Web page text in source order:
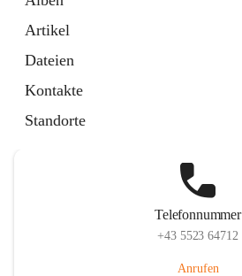
Artikel
Dateien
Kontakte
Standorte
Telefonnummer
+43 5523 64712
Anrufen